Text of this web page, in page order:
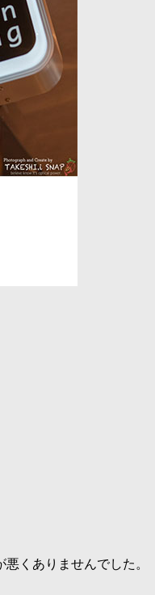
くありませんでした。